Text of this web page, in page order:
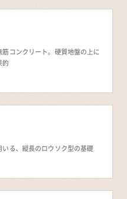
コンクリート。硬質地盤の上に
的
る、縦長のロウソク型の基礎